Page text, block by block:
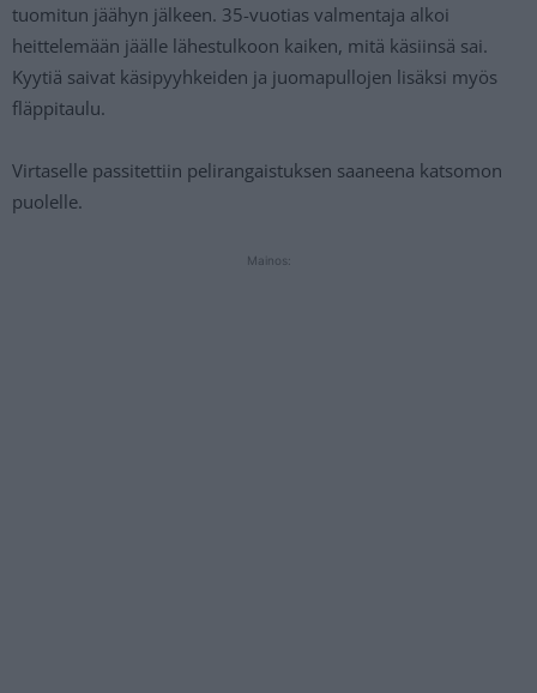
tuomitun jäähyn jälkeen. 35-vuotias valmentaja alkoi
heittelemään jäälle lähestulkoon kaiken, mitä käsiinsä sai.
Kyytiä saivat käsipyyhkeiden ja juomapullojen lisäksi myös
fläppitaulu.
Virtaselle passitettiin pelirangaistuksen saaneena katsomon
puolelle.
Mainos: